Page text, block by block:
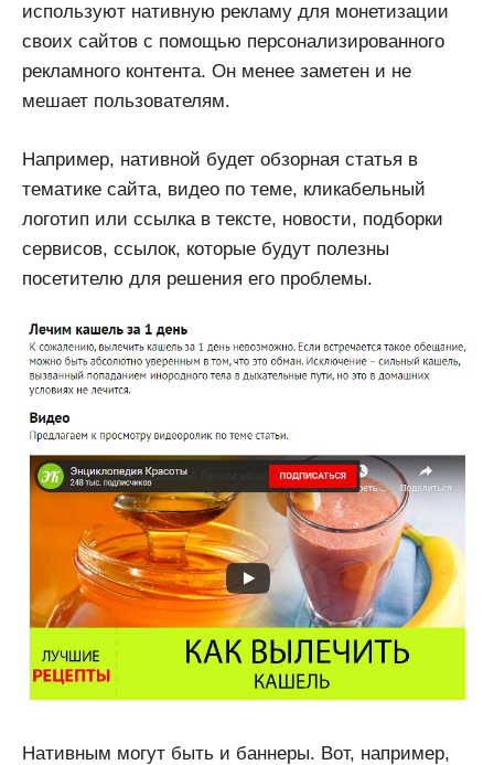
используют нативную рекламу для монетизации
своих сайтов с помощью персонализированного
рекламного контента. Он менее заметен и не
мешает пользователям.
Например, нативной будет обзорная статья в
тематике сайта, видео по теме, кликабельный
логотип или ссылка в тексте, новости, подборки
сервисов, ссылок, которые будут полезны
посетителю для решения его проблемы.
Нативным могут быть и баннеры. Вот, например,